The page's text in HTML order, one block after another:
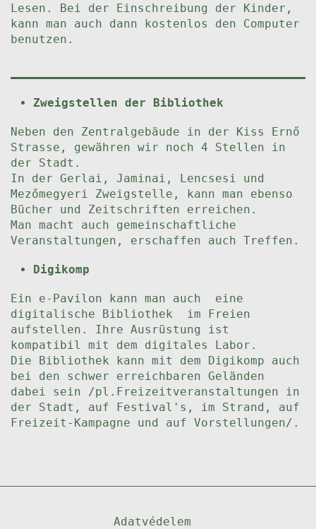
Lesen. Bei der Einschreibung der Kinder,
kann man auch dann kostenlos den Computer
benutzen.
Zweigstellen der Bibliothek
Neben den Zentralgebäude in der Kiss Ernő
Strasse, gewähren wir noch 4 Stellen in
der Stadt.
In der Gerlai, Jaminai, Lencsesi und
Mezőmegyeri Zweigstelle, kann man ebenso
Bücher und Zeitschriften erreichen.
Man macht auch gemeinschaftliche
Veranstaltungen, erschaffen auch Treffen.
Digikomp
Ein e-Pavilon kann man auch eine
digitalische Bibliothek im Freien
aufstellen. Ihre Ausrüstung ist
kompatibil mit dem digitales Labor.
Die Bibliothek kann mit dem Digikomp auch
bei den schwer erreichbaren Geländen
dabei sein /pl.Freizeitveranstaltungen in
der Stadt, auf Festival's, im Strand, auf
Freizeit-Kampagne und auf Vorstellungen/.
Adatvédelem